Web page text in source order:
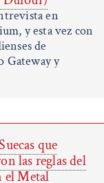
en
y esta vez con
de
Gateway y
que
las reglas del
el Metal